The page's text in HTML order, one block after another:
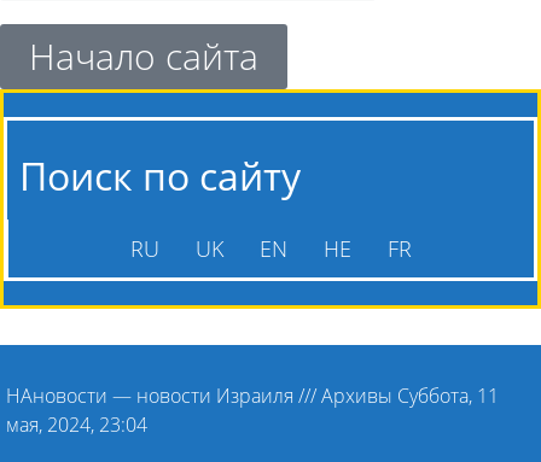
Начало сайта
Поиск по сайту
RU UK EN HE FR
НАновости — новости Израиля ///Архивы Суббота, 11
мая, 2024, 23:04